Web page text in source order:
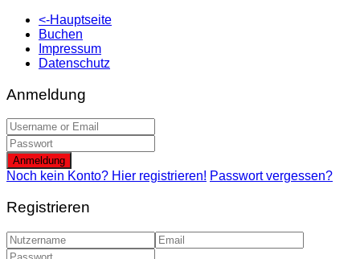
<-Hauptseite
Buchen
Impressum
Datenschutz
Anmeldung
Anmeldung
Noch kein Konto? Hier registrieren! Passwort vergessen?
Registrieren